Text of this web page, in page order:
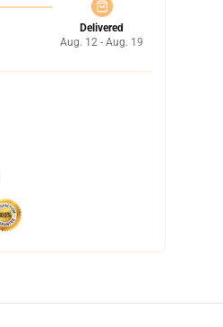
Delivered
Aug. 12 - Aug. 19